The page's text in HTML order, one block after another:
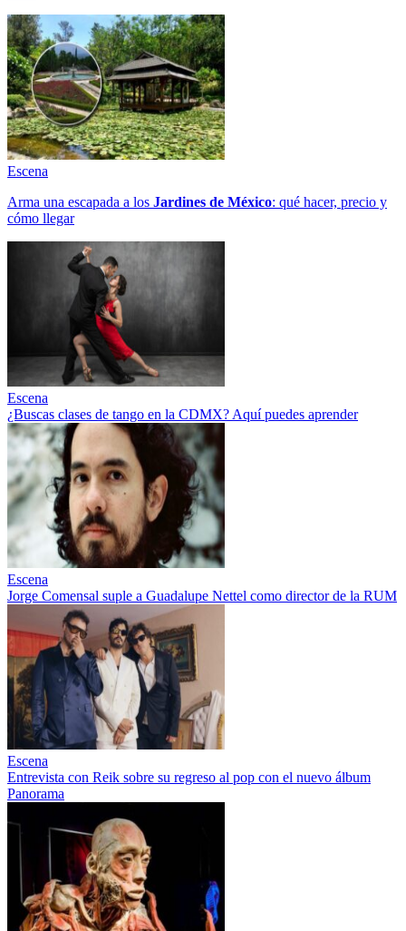
Escena
Arma una escapada a los Jardines de México: qué hacer, precio y
cómo llegar
Escena
¿Buscas clases de tango en la CDMX? Aquí puedes aprender
Escena
Jorge Comensal suple a Guadalupe Nettel como director de la RUM
Escena
Entrevista con Reik sobre su regreso al pop con el nuevo álbum
Panorama